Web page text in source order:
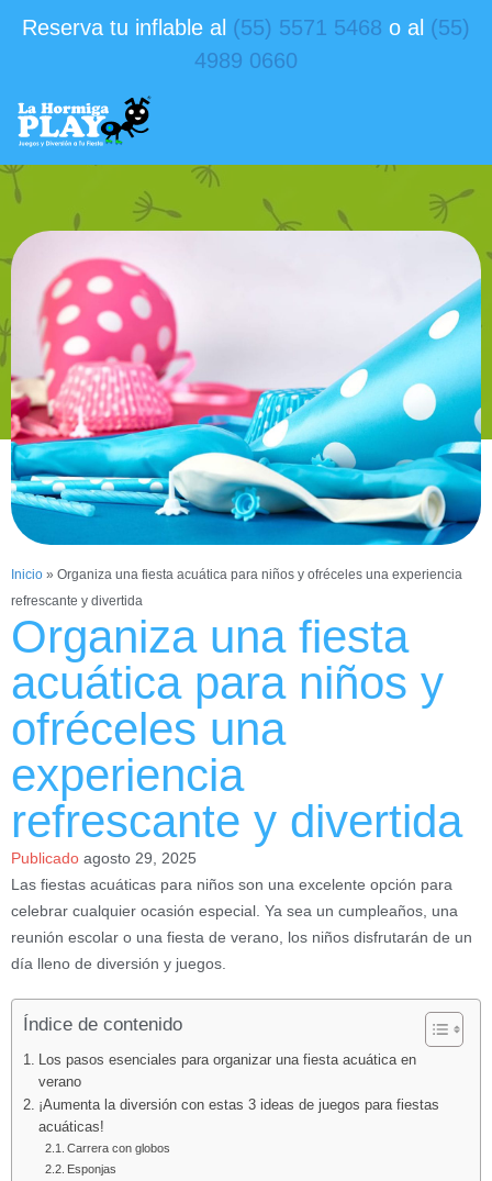
Reserva tu inflable al (55) 5571 5468 o al (55)
4989 0660
Inicio » Organiza una fiesta acuática para niños y ofréceles una experiencia
refrescante y divertida
Organiza una fiesta
acuática para niños y
ofréceles una
experiencia
refrescante y divertida
Publicado agosto 29, 2025
Las fiestas acuáticas para niños son una excelente opción para
celebrar cualquier ocasión especial. Ya sea un cumpleaños, una
reunión escolar o una fiesta de verano, los niños disfrutarán de un
día lleno de diversión y juegos.
Índice de contenido
Los pasos esenciales para organizar una fiesta acuática en
verano
¡Aumenta la diversión con estas 3 ideas de juegos para fiestas
acuáticas!
Carrera con globos
Esponjas